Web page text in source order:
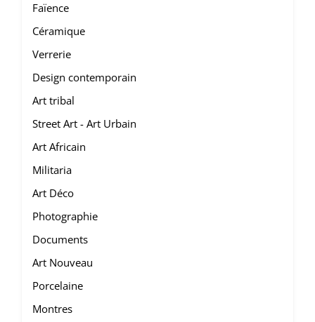
Faïence
Céramique
Verrerie
Design contemporain
Art tribal
Street Art - Art Urbain
Art Africain
Militaria
Art Déco
Photographie
Documents
Art Nouveau
Porcelaine
Montres